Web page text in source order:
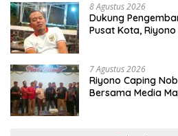
8 Agustus 2026
Dukung
Pusat Kota,
7 Agustus 2026
Riyono Caping
Bersama Media